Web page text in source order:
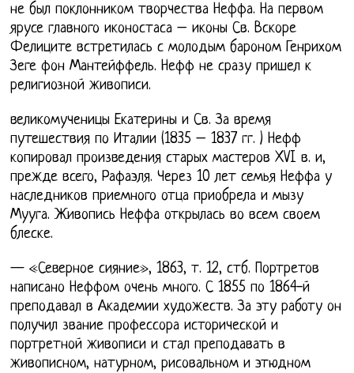
не был поклонником творчества Неффа. На первом
ярусе главного иконостаса – иконы Св. Вскоре
Фелиците встретилась с молодым бароном Генрихом
Зеге фон Мантейффель. Нефф не сразу пришел к
религиозной живописи.
великомученицы Екатерины и Св. За время
путешествия по Италии (1835 – 1837 гг. ) Нефф
копировал произведения старых мастеров XVI в. и,
прежде всего, Рафаэля. Через 10 лет семья Неффа у
наследников приемного отца приобрела и мызу
Мууга. Живопись Неффа открылась во всем своем
блеске.
— «Северное сияние», 1863, т. 12, стб. Портретов
написано Неффом очень много. С 1855 по 1864-й
преподавал в Академии художеств. За эту работу он
получил звание профессора исторической и
портретной живописи и стал преподавать в
живописном, натурном, рисовальном и этюдном